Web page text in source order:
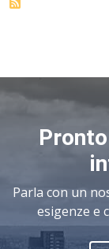
Parla con un
esigenze e